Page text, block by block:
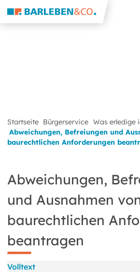
Startseite Bürgerservice Was erledige
Abweichungen, Befreiungen und
baurechtlichen Anforderungen
Abweichungen,
und Ausnahmen
baurechtlichen
beantragen
Volltext